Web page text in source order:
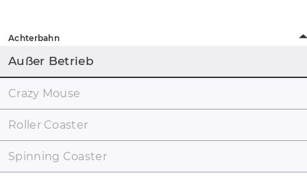
Achterbahn
Außer Betrieb
Crazy Mouse
Roller Coaster
Spinning Coaster